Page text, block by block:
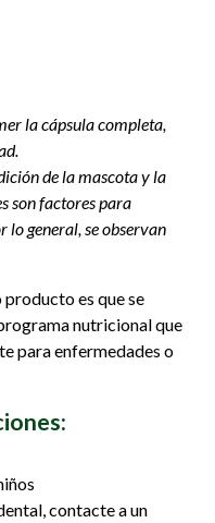
la cápsula completa,
de la mascota y la
son factores para
lo general, se observan
es que se
nutricional que
para enfermedades o
contacte a un